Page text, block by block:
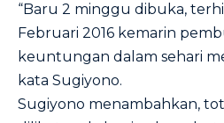
“Baru 2 minggu dibuka,
Februari 2016 kemarin
keuntungan dalam sehari
kata Sugiyono.
Sugiyono menambahkan,